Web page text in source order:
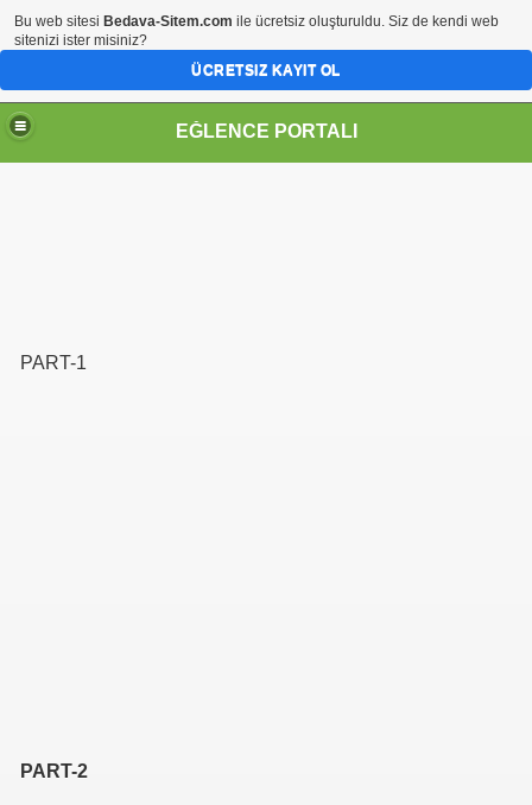
EĞLENCE PORTALI
PART-1
PART-2
Bu web sitesi Bedava-Sitem.com ile ücretsiz oluşturuldu. Siz de kendi web
sitenizi ister misiniz?
ÜCRETSIZ KAYIT OL